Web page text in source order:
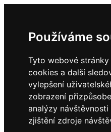
Používáme
Tyto webové
cookies a další
vylepšení
zobrazení
analýzy
zjištění zdroje